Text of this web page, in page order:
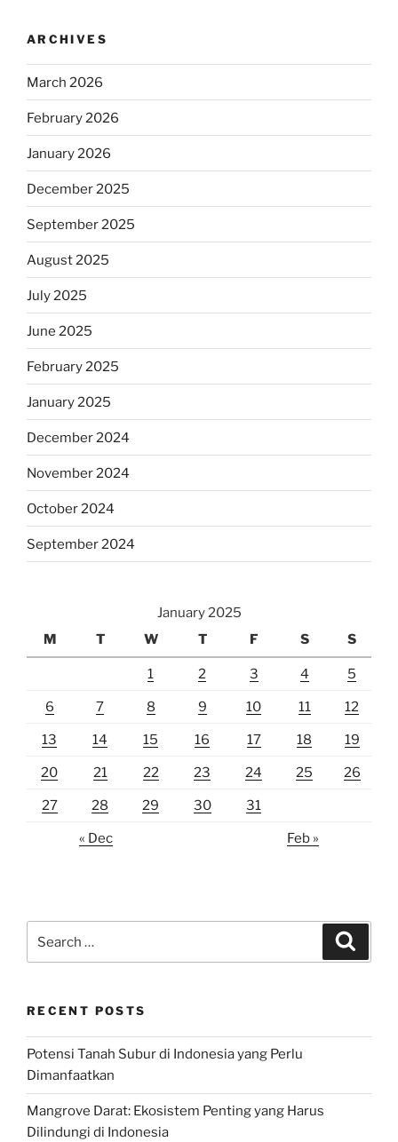
ARCHIVES
March 2026
February 2026
January 2026
December 2025
September 2025
August 2025
July 2025
June 2025
February 2025
January 2025
December 2024
November 2024
October 2024
September 2024
January 2025
M
T W T F S S
1 2 3 4 5
6 7 8 9 10 11 12
13 14 15 16 17 18 19
20 21 22 23 24 25 26
27 28 29 30 31
« Dec Feb »
for:
RECENT POSTS
Potensi Tanah Subur di Indonesia yang Perlu
Dimanfaatkan
Mangrove Darat: Ekosistem Penting yang Harus
Dilindungi di Indonesia